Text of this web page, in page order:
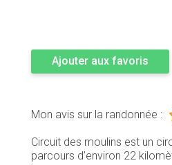
Ajouter aux favoris
Mon avis sur la randonnée :
Circuit des moulins est un
parcours d’environ 22